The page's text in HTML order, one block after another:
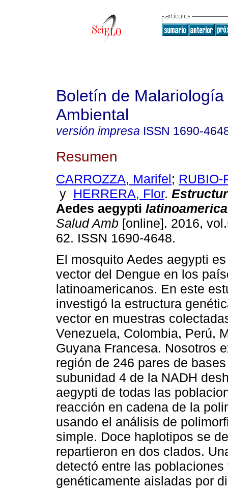
Boletín de
Ambiental
versión impresa ISSN 1690-
Resumen
CARROZZA, Marifel; RUBIO-
y HERRERA, Flor.
Aedes aegypti
Salud Amb [online]. 2016,
62. ISSN 1690-4648.
El mosquito Aedes aegypti
vector del Dengue en los
latinoamericanos. En este
investigó la estructura
vector en muestras
Venezuela, Colombia, Perú,
Guyana Francesa. Nosotros
región de 246 pares de
subunidad 4 de la NADH
aegypti de todas las
reacción en cadena de la
usando el análisis de
simple. Doce haplotipos se
repartieron en dos clados.
detectó entre las
genéticamente aisladas por